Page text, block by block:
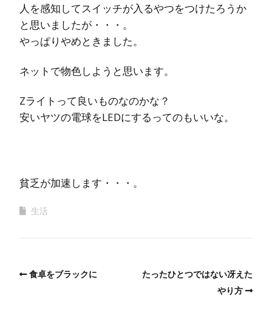
人を感知してスイッチが入るやつをつけたろうか
と思いましたが・・・。
やっぱりやめときました。
ネットで物色しようと思います。
Zライトって良いものなのかな？
安いヤツの電球をLEDにするってのもいいな。
貧乏が加速します・・・。
生活
食卓をブラックに
たったひとつではない冴えた
やり方